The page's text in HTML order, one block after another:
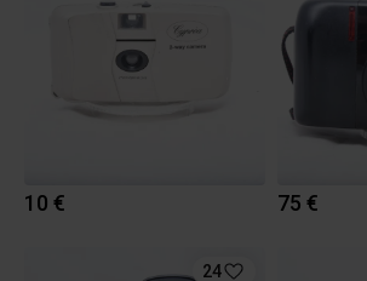
10 € 75 €
24